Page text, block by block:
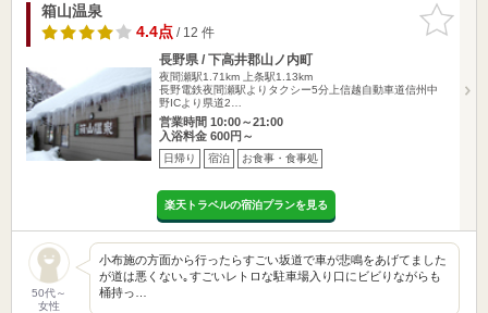
お気に入
りに追加
箱山温泉
4.4点/ 12 件
長野県 / 下高井郡山ノ内町
夜間瀬駅1.71km
上条駅1.13km
長野電鉄夜間瀬駅よりタクシー5分上信越自動車道信州中
野ICより県道2…
営業時間 10:00～21:00
入浴料金 600円～
日帰り 宿泊 お食事・食事処
楽天トラベルの宿泊プランを見る
50代～
女性
小布施の方面から行ったらすごい坂道で車が悲鳴をあげてました
が道は悪くない｡すごいレトロな駐車場入り口にビビりながらも
桶持っ…